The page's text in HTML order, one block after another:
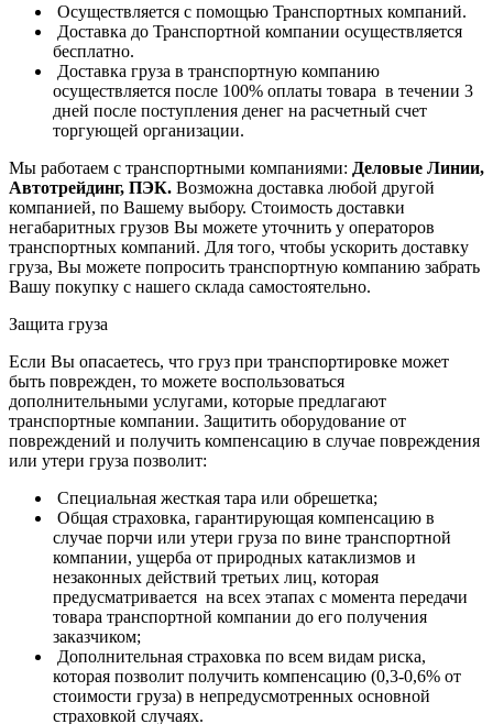
Осуществляется с помощью Транспортных компаний.
Доставка до Транспортной компании осуществляется
бесплатно.
Доставка груза в транспортную компанию
осуществляется после 100% оплаты товара в течении 3
дней после поступления денег на расчетный счет
торгующей организации.
Мы работаем с транспортными компаниями: Деловые Линии,
Автотрейдинг, ПЭК. Возможна доставка любой другой
компанией, по Вашему выбору. Стоимость доставки
негабаритных грузов Вы можете уточнить у операторов
транспортных компаний. Для того, чтобы ускорить доставку
груза, Вы можете попросить транспортную компанию забрать
Вашу покупку с нашего склада самостоятельно.
Защита груза
Если Вы опасаетесь, что груз при транспортировке может
быть поврежден, то можете воспользоваться
дополнительными услугами, которые предлагают
транспортные компании. Защитить оборудование от
повреждений и получить компенсацию в случае повреждения
или утери груза позволит:
Специальная жесткая тара или обрешетка;
Общая страховка, гарантирующая компенсацию в
случае порчи или утери груза по вине транспортной
компании, ущерба от природных катаклизмов и
незаконных действий третьих лиц, которая
предусматривается на всех этапах с момента передачи
товара транспортной компании до его получения
заказчиком;
Дополнительная страховка по всем видам риска,
которая позволит получить компенсацию (0,3-0,6% от
стоимости груза) в непредусмотренных основной
страховкой случаях.